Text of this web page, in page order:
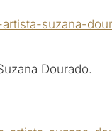
Dourado.